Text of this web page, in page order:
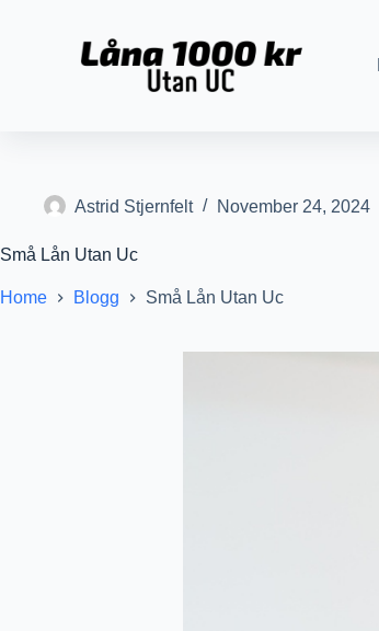
t
Astrid Stjernfelt November 24, 2024
Små Lån Utan Uc
Home Blogg Små Lån Utan Uc